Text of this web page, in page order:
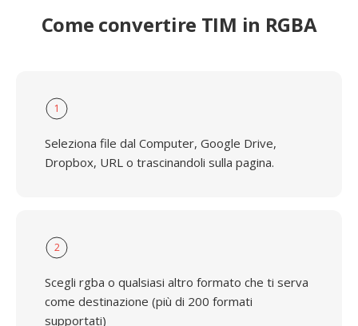
Come convertire TIM in RGBA
1
Seleziona file dal Computer, Google Drive,
Dropbox, URL o trascinandoli sulla pagina.
2
Scegli rgba o qualsiasi altro formato che ti serva
come destinazione (più di 200 formati
supportati)